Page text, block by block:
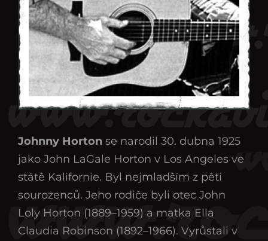
Johnny Horton se narodil 30. dubna 1925
jako John LaGale Horton v Los Angeles ve
státě Kalifornie. Byl nejmladším z pěti
sourozenců. Jeho rodiče byli otec John
Loly Horton (1889–1959) a matka Ella
Claudia Robinson (1892–1966). Vyrůstali v